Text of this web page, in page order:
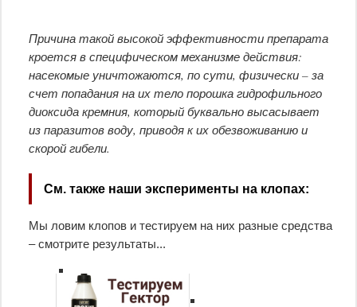
Причина такой высокой эффективности препарата
кроется в специфическом механизме действия:
насекомые уничтожаются, по сути, физически – за
счет попадания на их тело порошка гидрофильного
диоксида кремния, который буквально высасывает
из паразитов воду, приводя к их обезвоживанию и
скорой гибели.
См. также наши эксперименты на клопах:
Мы ловим клопов и тестируем на них разные средства
– смотрите результаты...